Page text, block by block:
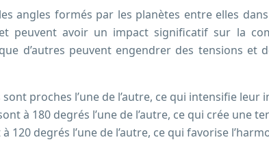
angles formés par les planètes entre elles
peuvent avoir un impact significatif sur la
d’autres peuvent engendrer des tensions et
proches l’une de l’autre, ce qui intensifie leur
à 180 degrés l’une de l’autre, ce qui crée
120 degrés l’une de l’autre, ce qui favorise